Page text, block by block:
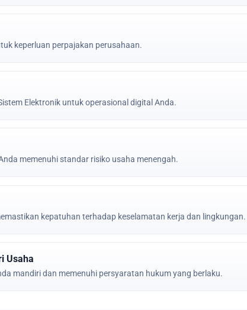
keperluan perpajakan perusahaan.
Elektronik untuk operasional digital Anda.
memenuhi standar risiko usaha menengah.
kepatuhan terhadap keselamatan kerja dan lingkungan.
Usaha
mandiri dan memenuhi persyaratan hukum yang berlaku.